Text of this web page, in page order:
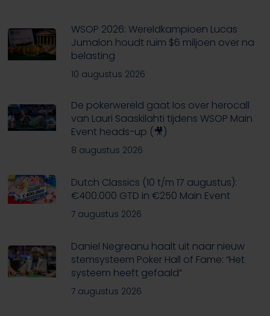
WSOP 2026: Wereldkampioen Lucas
Jumalon houdt ruim $6 miljoen over na
belasting
10 augustus 2026
De pokerwereld gaat los over herocall
van Lauri Saaskilahti tijdens WSOP Main
Event heads-up (🎥)
8 augustus 2026
Dutch Classics (10 t/m 17 augustus):
€400.000 GTD in €250 Main Event
7 augustus 2026
Daniel Negreanu haalt uit naar nieuw
stemsysteem Poker Hall of Fame: “Het
systeem heeft gefaald”
7 augustus 2026